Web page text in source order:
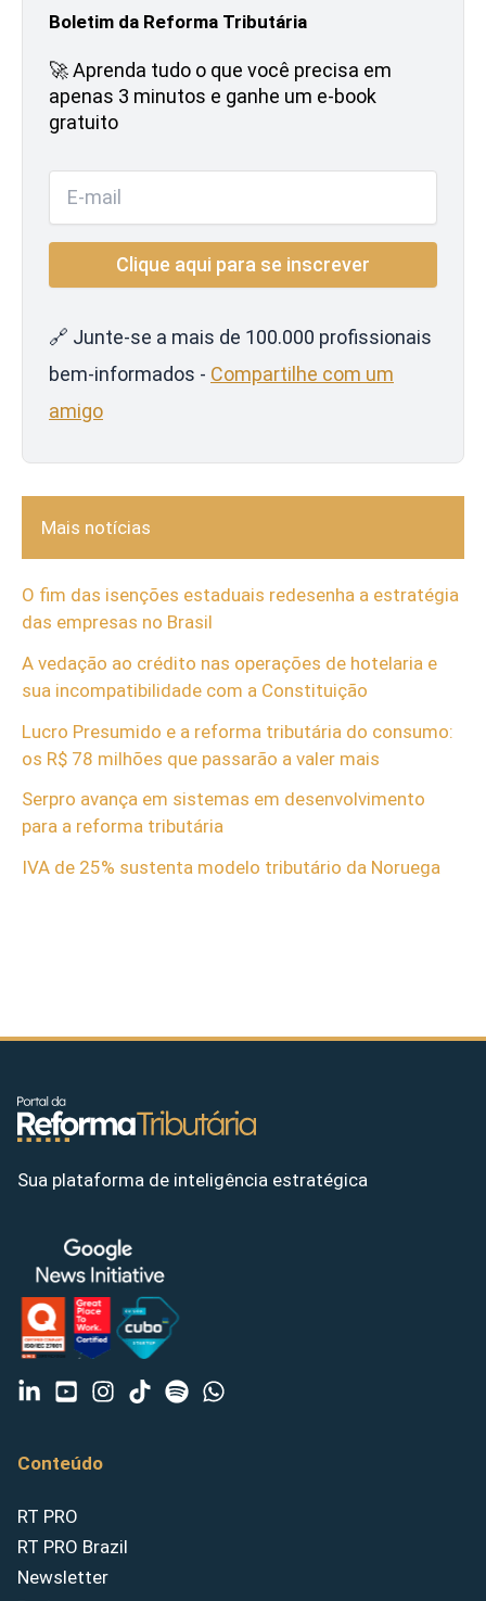
Boletim da Reforma Tributária
🚀 Aprenda tudo o que você precisa em
apenas 3 minutos e ganhe um e-book
gratuito
🔗 Junte-se a mais de 100.000 profissionais
bem-informados - Compartilhe com um
amigo
Mais notícias
O fim das isenções estaduais redesenha a estratégia
das empresas no Brasil
A vedação ao crédito nas operações de hotelaria e
sua incompatibilidade com a Constituição
Lucro Presumido e a reforma tributária do consumo:
os R$ 78 milhões que passarão a valer mais
Serpro avança em sistemas em desenvolvimento
para a reforma tributária
IVA de 25% sustenta modelo tributário da Noruega
Sua plataforma de inteligência estratégica
Conteúdo
RT PRO
RT PRO Brazil
Newsletter